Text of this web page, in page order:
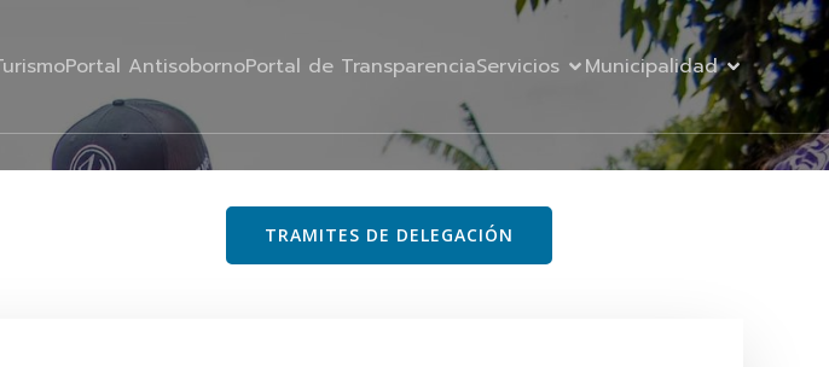
Portal AntisobornoPortal de TransparenciaServicios Municipalidad
TRAMITES DE DELEGACIÓN